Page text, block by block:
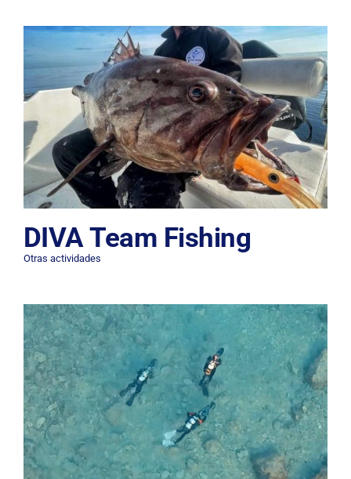
DIVA Team Fishing
Otras actividades